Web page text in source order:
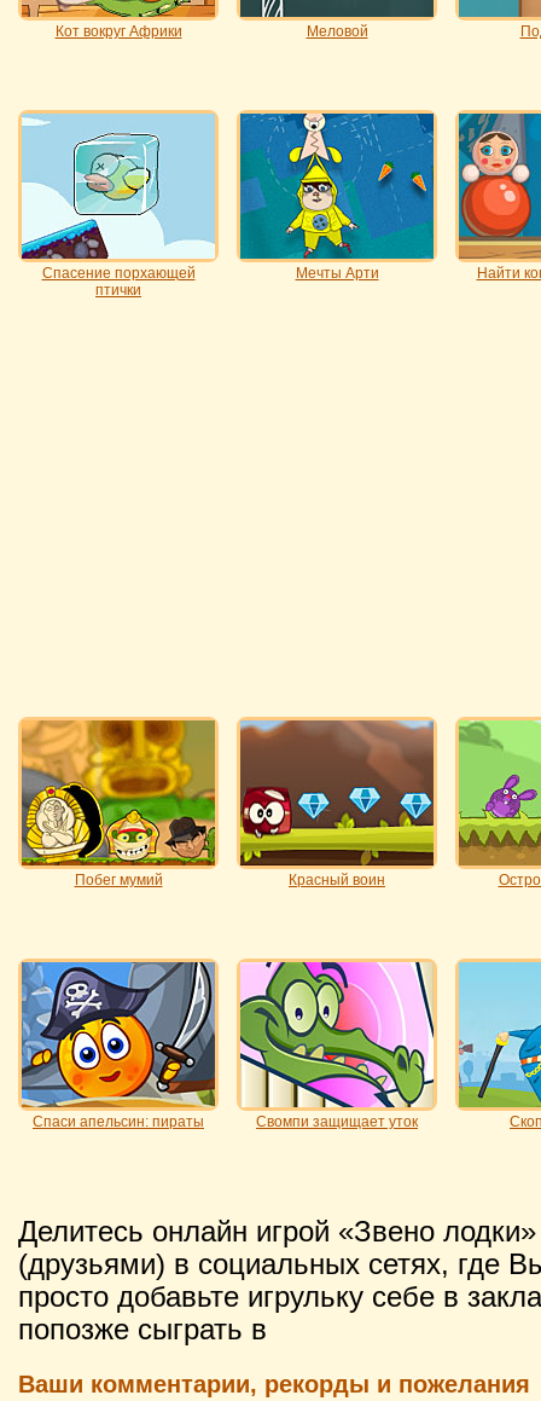
Кот вокруг Африки Меловой
Спасение порхающей
птички
Мечты Арти Найти
Побег мумий Красный воин
Спаси апельсин: пираты Свомпи защищает уток
Делитесь онлайн игрой «Звено
(друзьями) в социальных сетях, где
просто добавьте игрульку себе в
попозже сыграть в
Ваши комментарии, рекорды и пожелания